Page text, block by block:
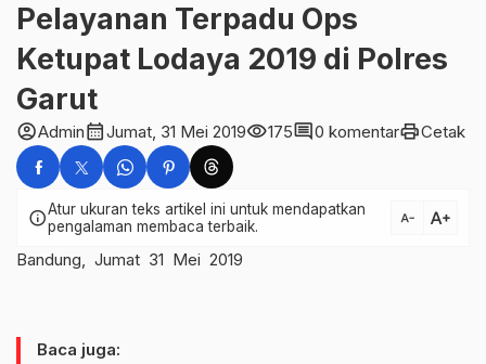
Pelayanan Terpadu Ops
Ketupat Lodaya 2019 di Polres
Garut
account_circleAdmincalendar_monthJumat, 31 Mei 2019visibility175comment0 komentarprintCetak
infoAtur ukuran teks artikel ini untuk mendapatkan
pengalaman membaca terbaik.
text_decrease text_increase
Bandung, Jumat 31 Mei 2019
Baca juga: